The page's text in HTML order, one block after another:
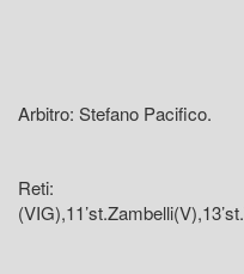
Arbitro: Stefano Pacifico.
Reti: